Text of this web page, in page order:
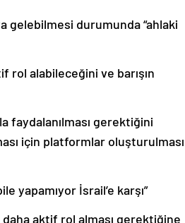
gelebilmesi durumunda “ahlaki
rol alabileceğini ve barışın
faydalanılması gerektiğini
için platformlar oluşturulması
yapamıyor İsrail’e karşı”
aktif rol alması gerektiğine